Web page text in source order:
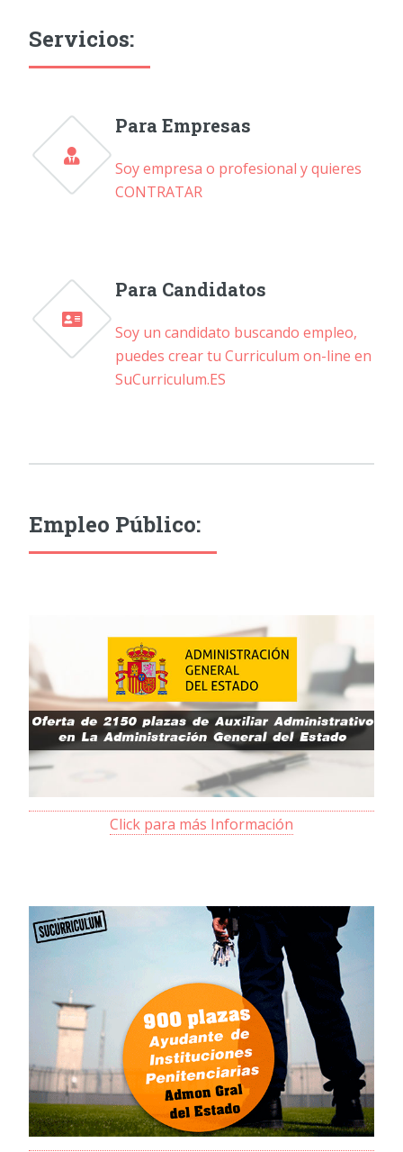
Servicios:
Para Empresas
Soy empresa o profesional y quieres
CONTRATAR
Para Candidatos
Soy un candidato buscando empleo,
puedes crear tu Curriculum on-line en
SuCurriculum.ES
Empleo Público:
Click para más Información